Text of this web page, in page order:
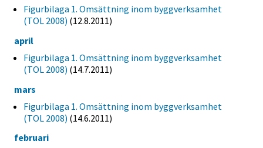
Figurbilaga 1. Omsättning inom byggverksamhet
(TOL 2008) (12.8.2011)
april
Figurbilaga 1. Omsättning inom byggverksamhet
(TOL 2008) (14.7.2011)
mars
Figurbilaga 1. Omsättning inom byggverksamhet
(TOL 2008) (14.6.2011)
februari